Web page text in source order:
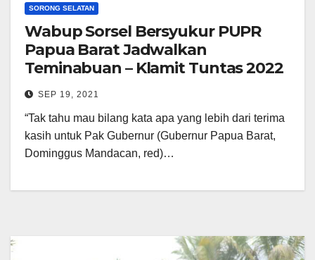
SORONG SELATAN
Wabup Sorsel Bersyukur PUPR
Papua Barat Jadwalkan
Teminabuan – Klamit Tuntas 2022
SEP 19, 2021
“Tak tahu mau bilang kata apa yang lebih dari terima
kasih untuk Pak Gubernur (Gubernur Papua Barat,
Dominggus Mandacan, red)…